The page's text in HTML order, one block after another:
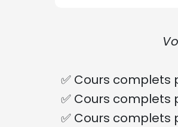
✅ Cours
✅ Cours
✅ Cours complets